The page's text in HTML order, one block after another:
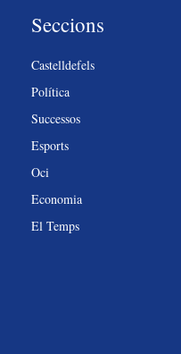
Seccions
Castelldefels
Política
Successos
Esports
Oci
Economia
El Temps